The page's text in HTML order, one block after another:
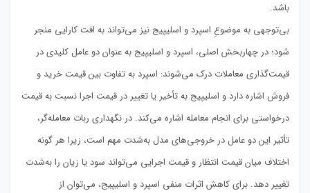
باشد.
بی‌توجهی به موضوعِ اسپرد و اسلیپیج نیز می‌تواند به افت کارایی منجر
شود؛ در چهاربخش اصلی، اسپرد و اسلیپیج به عنوان دو عامل کلیدی در
قیمت‌گذاری معاملات درک می‌شوند: اسپرد به تفاوت بین قیمت خرید و
فروش اشاره دارد و اسلیپیج به تأخیر یا تغییر در قیمت اجرا نسبت به قیمت
درخواستی برای انجام معامله اشاره می‌کند. در نگهداری ربات معامله‌گر،
تأثیر این دو عامل در خروجی‌های مدل به‌شدت مهم است، زیرا هر گونه
اختلاف میان قیمت انتظار و قیمت اجرایی می‌تواند سود یا زیان را به‌شدت
تغییر دهد. برای کاهش اثرات منفی اسپرد و اسلیپیج، می‌توان از